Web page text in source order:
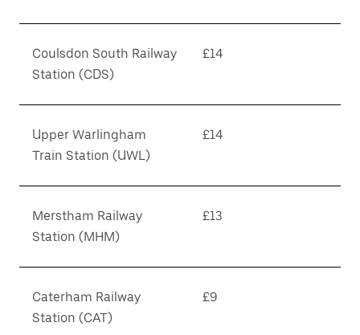
Coulsdon South Railway
Station (CDS)
£14
Upper Warlingham
Train Station (UWL)
£14
Merstham Railway
Station (MHM)
£13
Caterham Railway
Station (CAT)
£9